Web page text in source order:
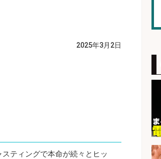
2025年3月2日
ティングで本命が続々とヒッ